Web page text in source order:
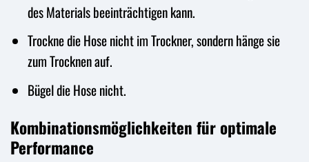
des Materials beeinträchtigen kann.
Trockne die Hose nicht im Trockner, sondern hänge sie
zum Trocknen auf.
Bügel die Hose nicht.
Kombinationsmöglichkeiten für optimale
Performance